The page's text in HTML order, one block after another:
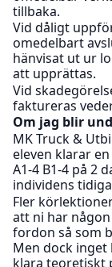
tillbaka.
Vid dåligt
omedelbart
hänvisat ut ur
att upprättas.
Vid
faktureras
Om jag blir
MK Truck &
eleven klarar
A1-4 B1-4 på 2
individens
Fler
att ni har
fordon så som
Men dock inget
klara teoretiskt